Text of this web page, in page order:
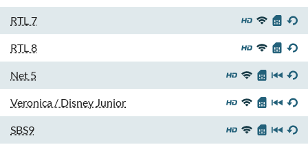
RTL 7
RTL 8
Net 5
Veronica / Disney Junior
SBS9